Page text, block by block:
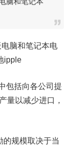
脑和笔记本电
ipple
包括向各公司提
量以减少进口，
的规模取决于当